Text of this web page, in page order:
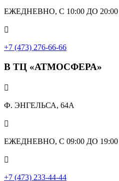
ЕЖЕДНЕВНО, С 10:00 ДО 20:00

+7 (473) 276-66-66
В ТЦ «АТМОСФЕРА»

Ф. ЭНГЕЛЬСА, 64А

ЕЖЕДНЕВНО, С 09:00 ДО 19:00

+7 (473) 233-44-44